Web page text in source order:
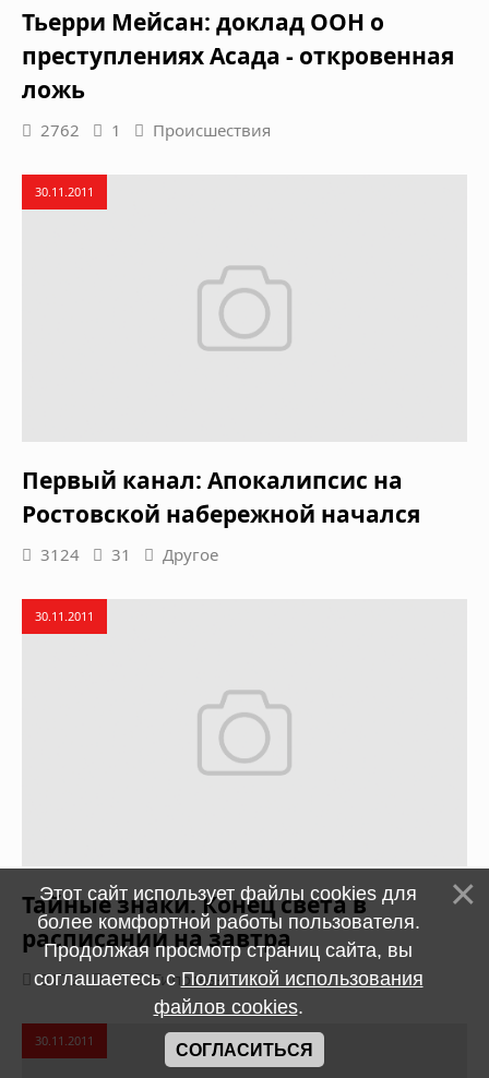
Тьерри Мейсан: доклад ООН о
преступлениях Асада - откровенная
ложь
2762 1 Происшествия
30.11.2011
Первый канал: Апокалипсис на
Ростовской набережной начался
3124 31 Другое
30.11.2011
Тайные знаки. Конец света в
расписании на завтра
3172 1 Гипотезы
30.11.2011
Этот сайт использует файлы cookies для
более комфортной работы пользователя.
Продолжая просмотр страниц сайта, вы
соглашаетесь сПолитикой использования
файлов cookies.
СОГЛАСИТЬСЯ